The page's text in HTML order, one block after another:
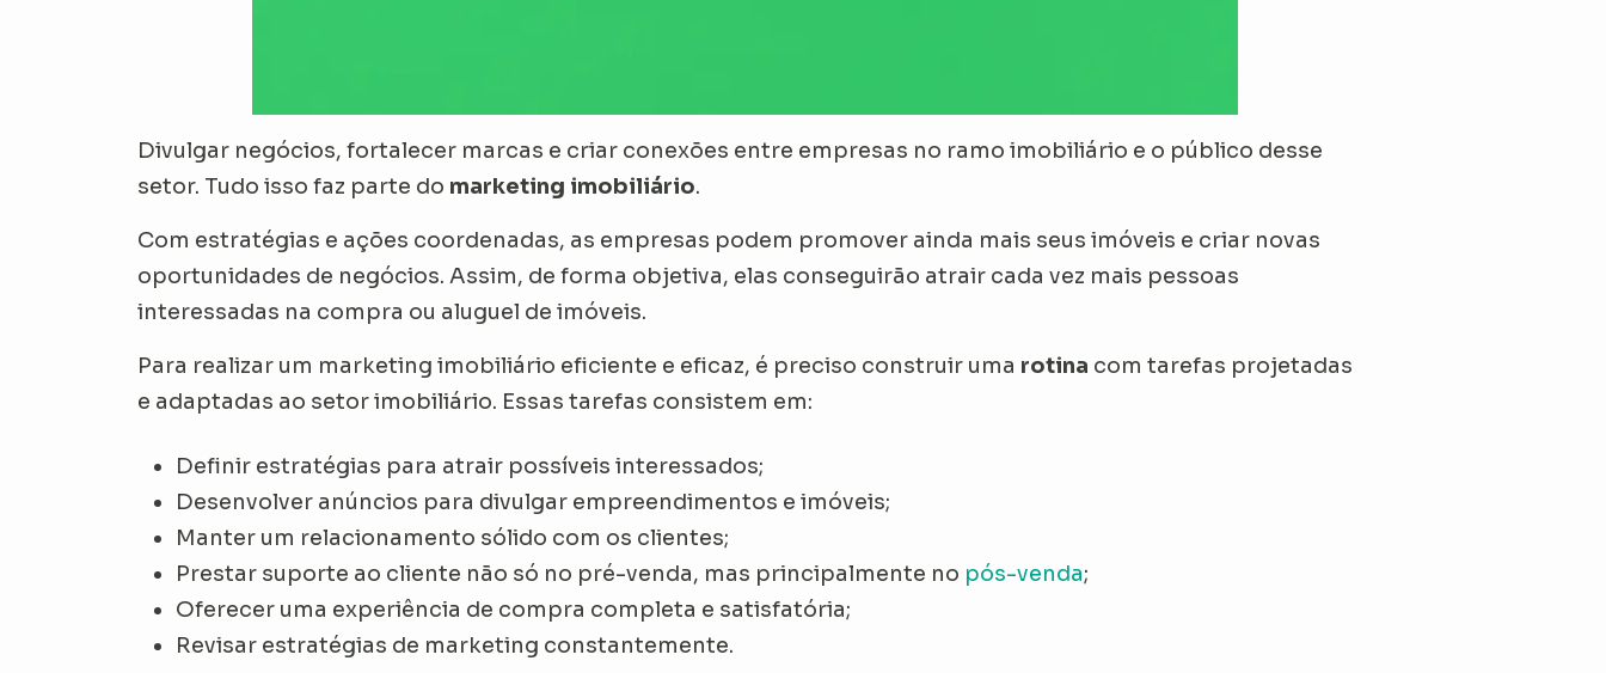
Divulgar negócios, fortalecer marcas e criar conexões entre empresas no ramo imobiliário e o público desse
setor. Tudo isso faz parte do marketing imobiliário.
Com estratégias e ações coordenadas, as empresas podem promover ainda mais seus imóveis e criar novas
oportunidades de negócios. Assim, de forma objetiva, elas conseguirão atrair cada vez mais pessoas
interessadas na compra ou aluguel de imóveis.
Para realizar um marketing imobiliário eficiente e eficaz, é preciso construir uma rotina com tarefas projetadas
e adaptadas ao setor imobiliário. Essas tarefas consistem em:
Definir estratégias para atrair possíveis interessados;
Desenvolver anúncios para divulgar empreendimentos e imóveis;
Manter um relacionamento sólido com os clientes;
Prestar suporte ao cliente não só no pré-venda, mas principalmente no pós-venda;
Oferecer uma experiência de compra completa e satisfatória;
Revisar estratégias de marketing constantemente.